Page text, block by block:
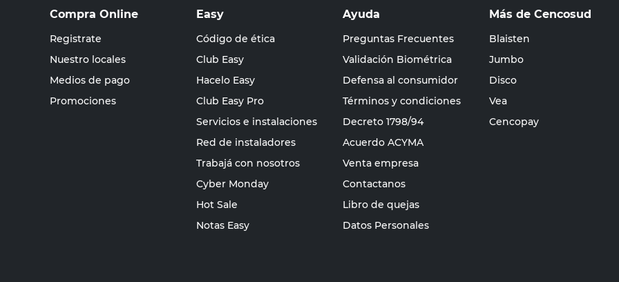
Compra Online
Registrate
Nuestro locales
Medios de pago
Promociones
Easy
Código de ética
Club Easy
Hacelo Easy
Club Easy Pro
Servicios e instalaciones
Red de instaladores
Trabajá con nosotros
Cyber Monday
Hot Sale
Notas Easy
Ayuda
Preguntas Frecuentes
Validación Biométrica
Defensa al consumidor
Términos y condiciones
Decreto 1798/94
Acuerdo ACYMA
Venta empresa
Contactanos
Libro de quejas
Datos Personales
Más de Cencosud
Blaisten
Jumbo
Disco
Vea
Cencopay